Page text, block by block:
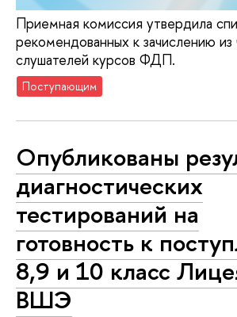
Приемная комиссия утвердила
рекомендованных к зачислению из
слушателей курсов ФДП.
Поступающим
Опубликованы
диагностических
тестирований на
готовность к
8,9 и 10 класс
ВШЭ